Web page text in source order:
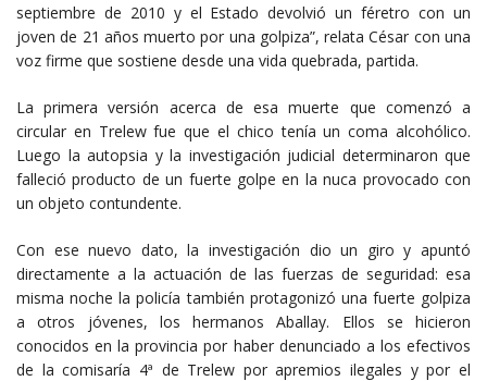
septiembre de 2010 y el Estado devolvió un féretro con un
joven de 21 años muerto por una golpiza”, relata César con una
voz firme que sostiene desde una vida quebrada, partida.
La primera versión acerca de esa muerte que comenzó a
circular en Trelew fue que el chico tenía un coma alcohólico.
Luego la autopsia y la investigación judicial determinaron que
falleció producto de un fuerte golpe en la nuca provocado con
un objeto contundente.
Con ese nuevo dato, la investigación dio un giro y apuntó
directamente a la actuación de las fuerzas de seguridad: esa
misma noche la policía también protagonizó una fuerte golpiza
a otros jóvenes, los hermanos Aballay. Ellos se hicieron
conocidos en la provincia por haber denunciado a los efectivos
de la comisaría 4ª de Trelew por apremios ilegales y por el